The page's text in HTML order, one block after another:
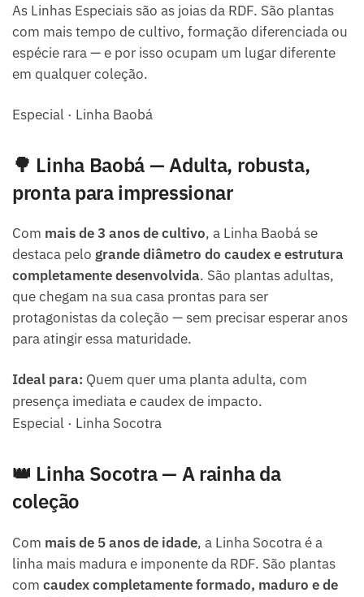
As Linhas Especiais são as joias da RDF. São plantas
com mais tempo de cultivo, formação diferenciada ou
espécie rara — e por isso ocupam um lugar diferente
em qualquer coleção.
Especial · Linha Baobá
🌳 Linha Baobá — Adulta, robusta,
pronta para impressionar
Com mais de 3 anos de cultivo, a Linha Baobá se
destaca pelo grande diâmetro do caudex e estrutura
completamente desenvolvida. São plantas adultas,
que chegam na sua casa prontas para ser
protagonistas da coleção — sem precisar esperar anos
para atingir essa maturidade.
Ideal para: Quem quer uma planta adulta, com
presença imediata e caudex de impacto.
Especial · Linha Socotra
👑 Linha Socotra — A rainha da
coleção
Com mais de 5 anos de idade, a Linha Socotra é a
linha mais madura e imponente da RDF. São plantas
com caudex completamente formado, maduro e de